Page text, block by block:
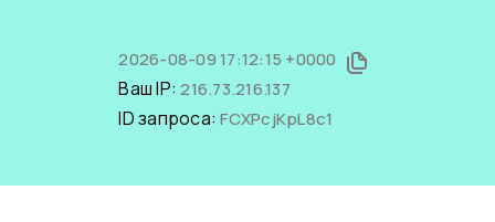
2026-08-09 17:12:15 +0000
Ваш IP:216.73.216.137
ID запроса:FCXPcjKpL8c1